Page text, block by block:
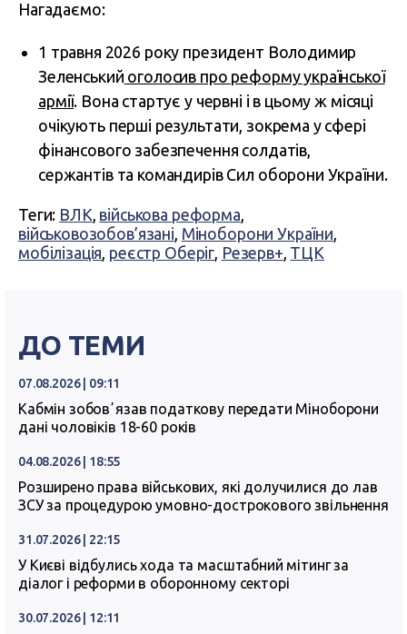
Нагадаємо:
1 травня 2026 року президент Володимир
Зеленський оголосив про реформу української
армії. Вона стартує у червні і в цьому ж місяці
очікують перші результати, зокрема у сфері
фінансового забезпечення солдатів,
сержантів та командирів Сил оборони України.
Теги: ВЛК, військова реформа,
військовозобов’язані, Міноборони України,
мобілізація, реєстр Оберіг, Резерв+, ТЦК
ДО ТЕМИ
07.08.2026 | 09:11
Кабмін зобовʼязав податкову передати Міноборони
дані чоловіків 18-60 років
04.08.2026 | 18:55
Розширено права військових, які долучилися до лав
ЗСУ за процедурою умовно-дострокового звільнення
31.07.2026 | 22:15
У Києві відбулись хода та масштабний мітинг за
діалог і реформи в оборонному секторі
30.07.2026 | 12:11